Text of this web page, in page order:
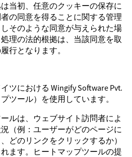
当初、任意のクッキーの保存に
の同意を得ることに関する管理
そのような同意が与えられた場
理の法的根拠は、当該同意を取
行となります。
ツにおける Wingify Software Pvt.
ツール）を使用しています。
ルは、ウェブサイト訪問者によ
（例：ユーザーがどのページに
どのリンクをクリックするか）
ます。ヒートマップツールの提